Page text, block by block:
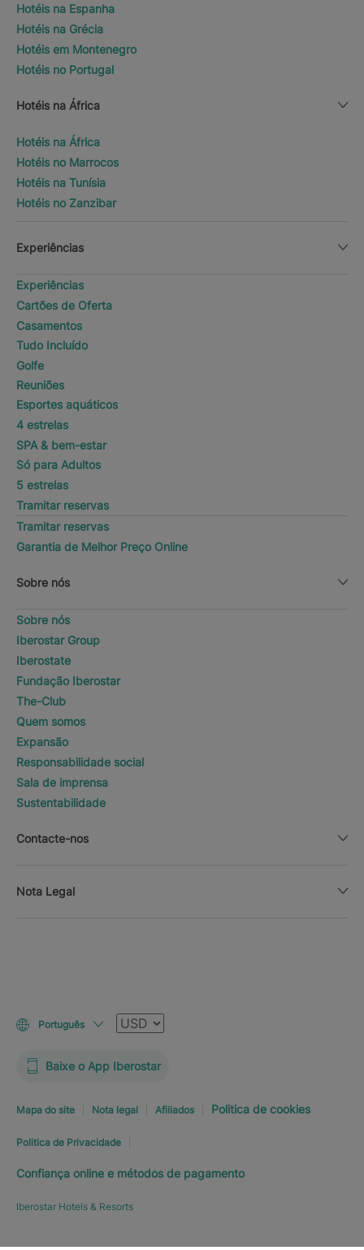
Hotéis na Espanha
Hotéis na Grécia
Hotéis em Montenegro
Hotéis no Portugal
Hotéis na África
Hotéis na África
Hotéis no Marrocos
Hotéis na Tunísia
Hotéis no Zanzibar
Experiências
Experiências
Cartões de Oferta
Casamentos
Tudo Incluído
Golfe
Reuniões
Esportes aquáticos
4 estrelas
SPA & bem-estar
Só para Adultos
5 estrelas
Tramitar reservas
Tramitar reservas
Garantia de Melhor Preço Online
Sobre nós
Sobre nós
Iberostar Group
Iberostate
Fundação Iberostar
The-Club
Quem somos
Expansão
Responsabilidade social
Sala de imprensa
Sustentabilidade
Contacte-nos
Nota Legal
Português Moeda
Baixe o App Iberostar
Mapa do site Nota legal Afiliados Politica de cookies
Politica de Privacidade
Confiança online e métodos de pagamento
Iberostar Hotels & Resorts